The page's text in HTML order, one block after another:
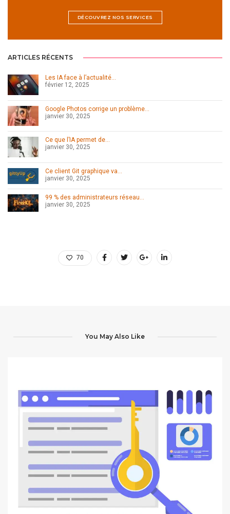
DÉCOUVREZ NOS SERVICES
ARTICLES RÉCENTS
Les IA face à l’actualité…
février 12, 2025
Google Photos corrige un problème…
janvier 30, 2025
Ce que l’IA permet de…
janvier 30, 2025
Ce client Git graphique va…
janvier 30, 2025
99 % des administrateurs réseau…
janvier 30, 2025
70
You May Also Like